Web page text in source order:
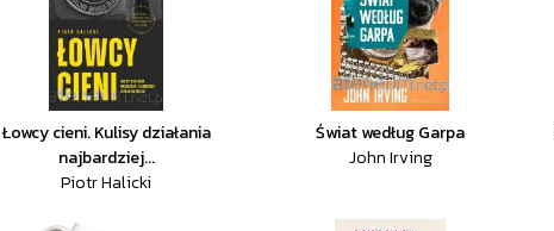
Łowcy cieni. Kulisy działania
najbardziej...
Piotr Halicki
Świat według Garpa
John Irving